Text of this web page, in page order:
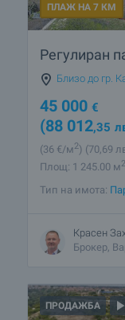
ПЛАЖ НА 7 КМ
Регулиран
Близо до гр.
45 000 €
(88 012,35
(36 €/м2) (70,69
Площ: 1 245.00 м2
Тип на имота:
Красен
Брокер,
ПРОДАЖБА